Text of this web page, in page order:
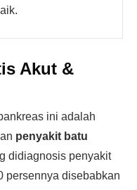
Akut &
ini adalah
penyakit batu
didiagnosis penyakit
persennya disebabkan